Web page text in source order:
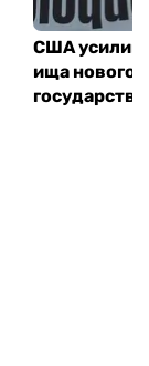
США
ища нового